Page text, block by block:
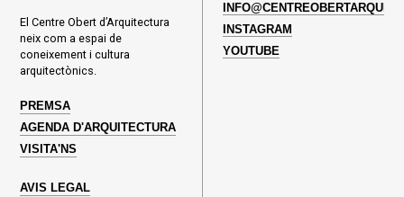
El Centre Obert d’Arquitectura
neix com a espai de
coneixement i cultura
arquitectònics.
PREMSA
AGENDA D'ARQUITECTURA
VISITA'NS
AVIS LEGAL
INSTAGRAM
YOUTUBE